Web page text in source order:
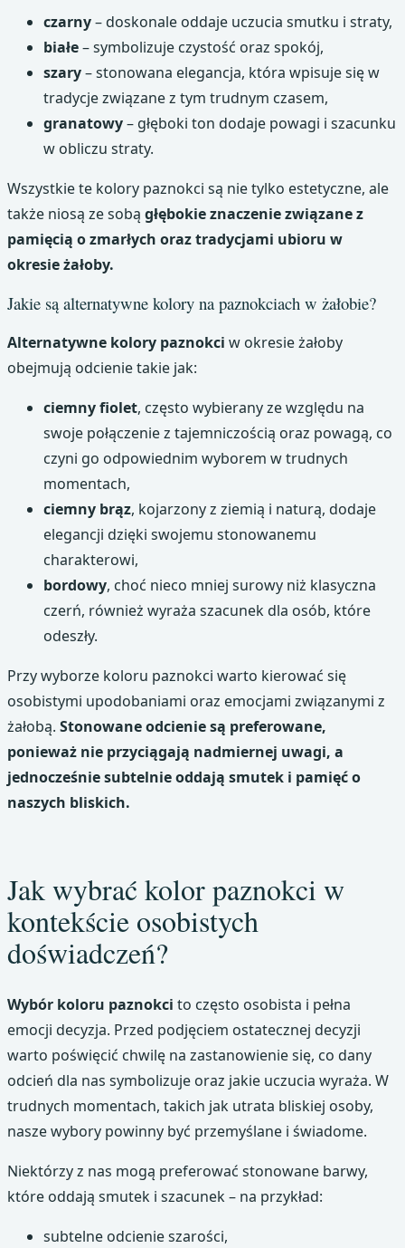
czarny– doskonale oddaje uczucia smutku i straty,
białe– symbolizuje czystość oraz spokój,
szary– stonowana elegancja, która wpisuje się w
tradycje związane z tym trudnym czasem,
granatowy– głęboki ton dodaje powagi i szacunku
w obliczu straty.
Wszystkie te kolory paznokci są nie tylko estetyczne, ale
także niosą ze sobą głębokie znaczenie związane z
pamięcią o zmarłych oraz tradycjami ubioru w
okresie żałoby.
Jakie są alternatywne kolory na paznokciach w żałobie?
Alternatywne kolory paznokci w okresie żałoby
obejmują odcienie takie jak:
ciemny fiolet, często wybierany ze względu na
swoje połączenie z tajemniczością oraz powagą, co
czyni go odpowiednim wyborem w trudnych
momentach,
ciemny brąz, kojarzony z ziemią i naturą, dodaje
elegancji dzięki swojemu stonowanemu
charakterowi,
bordowy, choć nieco mniej surowy niż klasyczna
czerń, również wyraża szacunek dla osób, które
odeszły.
Przy wyborze koloru paznokci warto kierować się
osobistymi upodobaniami oraz emocjami związanymi z
żałobą. Stonowane odcienie są preferowane,
ponieważ nie przyciągają nadmiernej uwagi, a
jednocześnie subtelnie oddają smutek i pamięć o
naszych bliskich.
Jak wybrać kolor paznokci w
kontekście osobistych
doświadczeń?
Wybór koloru paznokci to często osobista i pełna
emocji decyzja. Przed podjęciem ostatecznej decyzji
warto poświęcić chwilę na zastanowienie się, co dany
odcień dla nas symbolizuje oraz jakie uczucia wyraża. W
trudnych momentach, takich jak utrata bliskiej osoby,
nasze wybory powinny być przemyślane i świadome.
Niektórzy z nas mogą preferować stonowane barwy,
które oddają smutek i szacunek – na przykład:
subtelne odcienie szarości,